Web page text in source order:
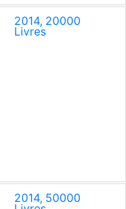
2014, 20000
Livres
2014, 50000